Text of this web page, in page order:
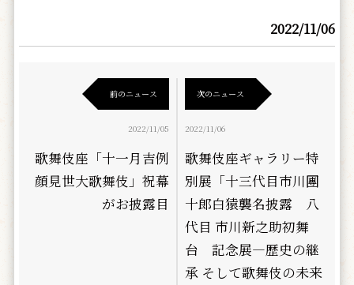
2022/11/06
前のニュース
2022/11/05
歌舞伎座「十一月吉例
顔見世大歌舞伎」祝幕
がお披露目
次のニュース
2022/11/06
歌舞伎座ギャラリー特
別展「十三代目市川團
十郎白猿襲名披露 八
代目 市川新之助初舞
台 記念展―歴史の継
承 そして歌舞伎の未来